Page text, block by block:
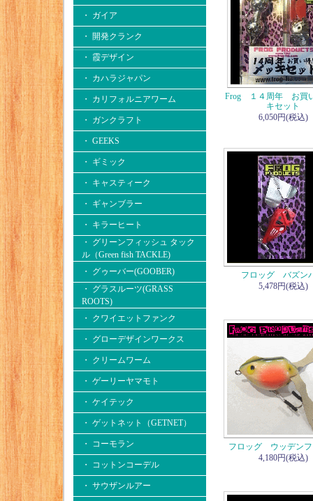
・ ガイア
・ 開発クランク
・ 霞デザイン
・ カハラジャパン
・ カリフォルニアワーム
・ ガンクラフト
・ GEEKS
・ ギミック
・ キャスティーク
・ ギャンブラー
・ キラーヒート
・ グリーンフィッシュ タック
ル（Green fish TACKLE)
・ グゥーバー(GOOBER)
・ グラスルーツ(GRASS
ROOTS)
・ クワイエットファンク
・ グローデザインワークス
・ クリームワーム
・ ゲーリーヤマモト
・ ケイテック
・ ゲットネット（GETNET）
・ コーモラン
・ コットンコーデル
・ サウザンルアー
Frog １４周年 お買
キセット
6,050円(税込)
フロッグ バズン
5,478円(税込)
フロッグ ウッデンフ
4,180円(税込)